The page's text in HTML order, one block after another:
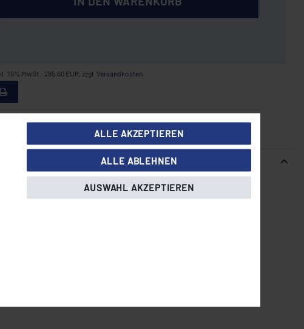
MwSt.: 285,60 EUR, zzgl. Versandkosten
Ideal als Ersatzteil bei Defekt oder Wartung. Die Platine ist
ALLE AKZEPTIEREN
ALLE ABLEHNEN
AUSWAHL AKZEPTIEREN